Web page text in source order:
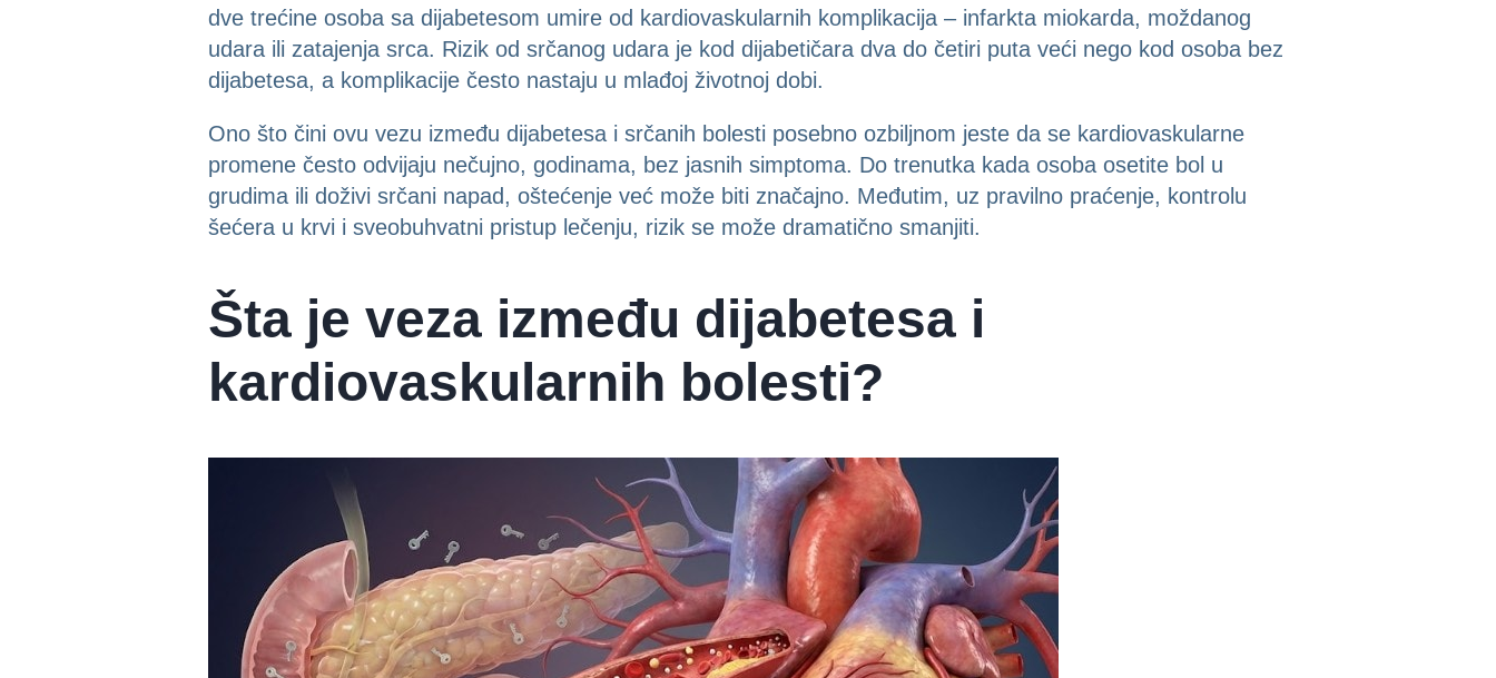
dve trećine osoba sa dijabetesom umire od kardiovaskularnih komplikacija – infarkta miokarda, moždanog
udara ili zatajenja srca. Rizik od srčanog udara je kod dijabetičara dva do četiri puta veći nego kod osoba bez
dijabetesa, a komplikacije često nastaju u mlađoj životnoj dobi.
Ono što čini ovu vezu između dijabetesa i srčanih bolesti posebno ozbiljnom jeste da se kardiovaskularne
promene često odvijaju nečujno, godinama, bez jasnih simptoma. Do trenutka kada osoba osetite bol u
grudima ili doživi srčani napad, oštećenje već može biti značajno. Međutim, uz pravilno praćenje, kontrolu
šećera u krvi i sveobuhvatni pristup lečenju, rizik se može dramatično smanjiti.
Šta je veza između dijabetesa i
kardiovaskularnih bolesti?